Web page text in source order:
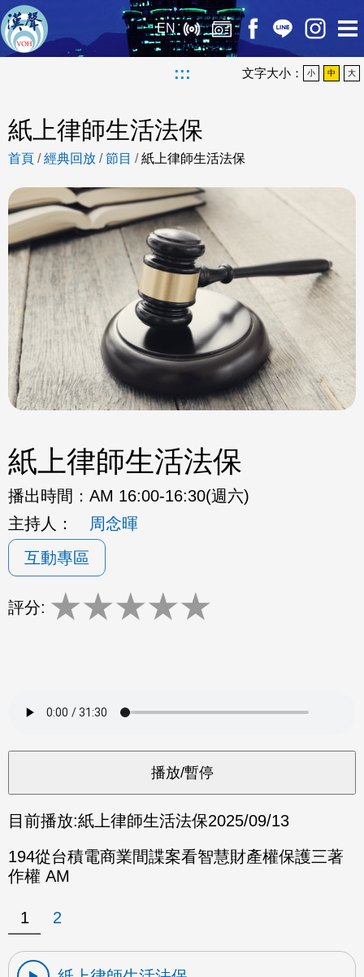
EN
::: 文字大小： 小 中 大
紙上律師生活法保
首頁 /經典回放 /節目 /紙上律師生活法保
紙上律師生活法保
播出時間： AM 16:00-16:30(週六)
主持人：
周念暉
互動專區
評分: ★★★★★
目前播放:紙上律師生活法保2025/09/13
194從台積電商業間諜案看智慧財產權保護三著
作權 AM
1 2